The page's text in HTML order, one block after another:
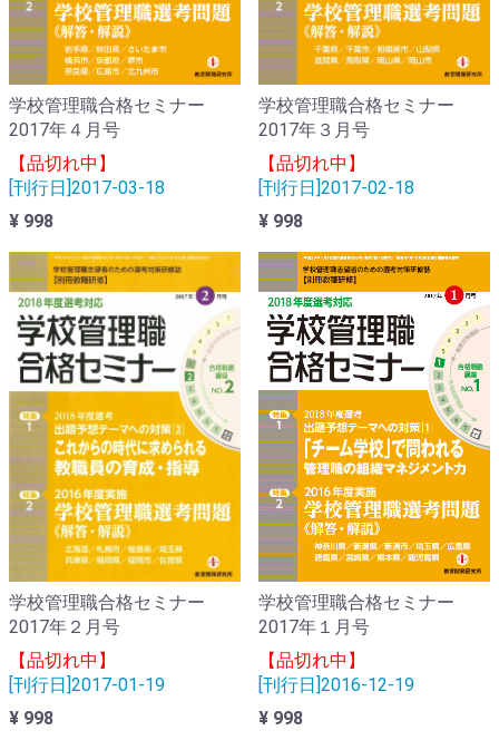
学校管理職合格セミナー
2017年４月号
【品切れ中】
[刊行日]2017-03-18
¥ 998
学校管理職合格セミナー
2017年３月号
【品切れ中】
[刊行日]2017-02-18
¥ 998
学校管理職合格セミナー
2017年２月号
【品切れ中】
[刊行日]2017-01-19
¥ 998
学校管理職合格セミナー
2017年１月号
【品切れ中】
[刊行日]2016-12-19
¥ 998